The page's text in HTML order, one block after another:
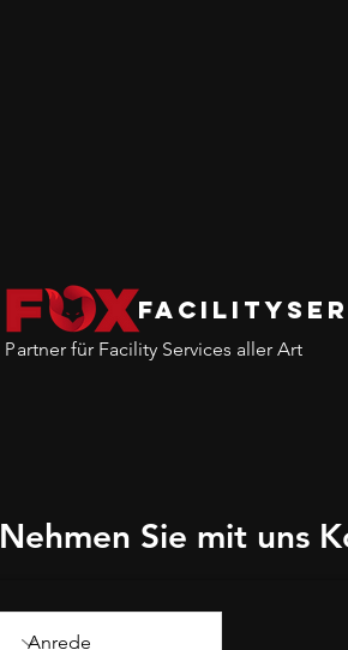
Partner für Facility Services aller Art
Nehmen Sie mit uns